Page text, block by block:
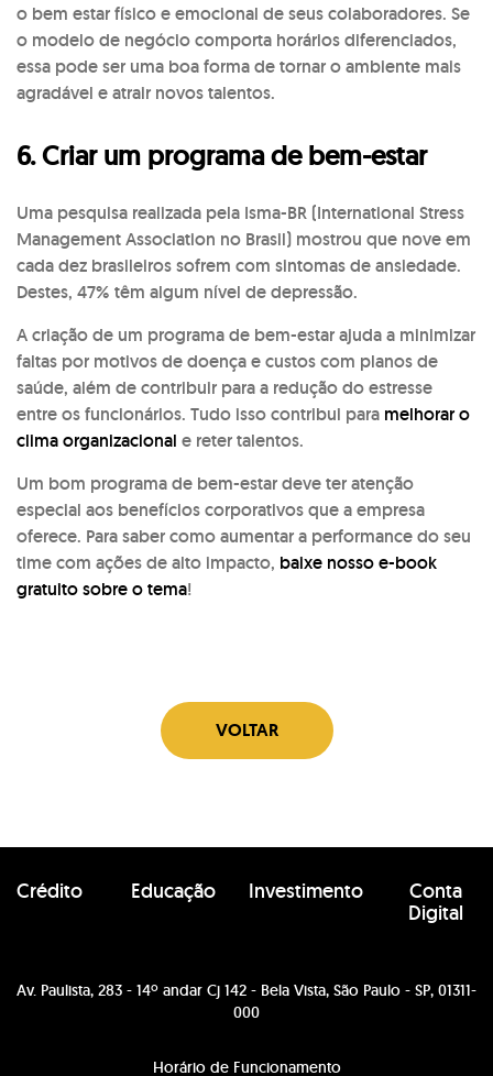
o bem estar físico e emocional de seus colaboradores. Se
o modelo de negócio comporta horários diferenciados,
essa pode ser uma boa forma de tornar o ambiente mais
agradável e atrair novos talentos.
6. Criar um programa de bem-estar
Uma pesquisa realizada pela Isma-BR (International Stress
Management Association no Brasil) mostrou que nove em
cada dez brasileiros sofrem com sintomas de ansiedade.
Destes, 47% têm algum nível de depressão.
A criação de um programa de bem-estar ajuda a minimizar
faltas por motivos de doença e custos com planos de
saúde, além de contribuir para a redução do estresse
entre os funcionários. Tudo isso contribui para melhorar o
clima organizacional e reter talentos.
Um bom programa de bem-estar deve ter atenção
especial aos benefícios corporativos que a empresa
oferece. Para saber como aumentar a performance do seu
time com ações de alto impacto, baixe nosso e-book
gratuito sobre o tema!
VOLTAR
Crédito Educação Investimento
Conta
Digital
Av. Paulista, 283 - 14º andar Cj 142 - Bela Vista, São Paulo - SP, 01311-
000
Horário de Funcionamento